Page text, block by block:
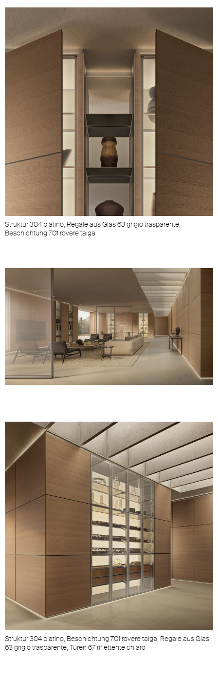
Struktur 304 platino, Regale aus Glas 63 grigio trasparente,
Beschichtung 701 rovere taiga
Struktur 304 platino, Beschichtung 701 rovere taiga, Regale aus Glas
63 grigio trasparente, Türen 67 riflettente chiaro